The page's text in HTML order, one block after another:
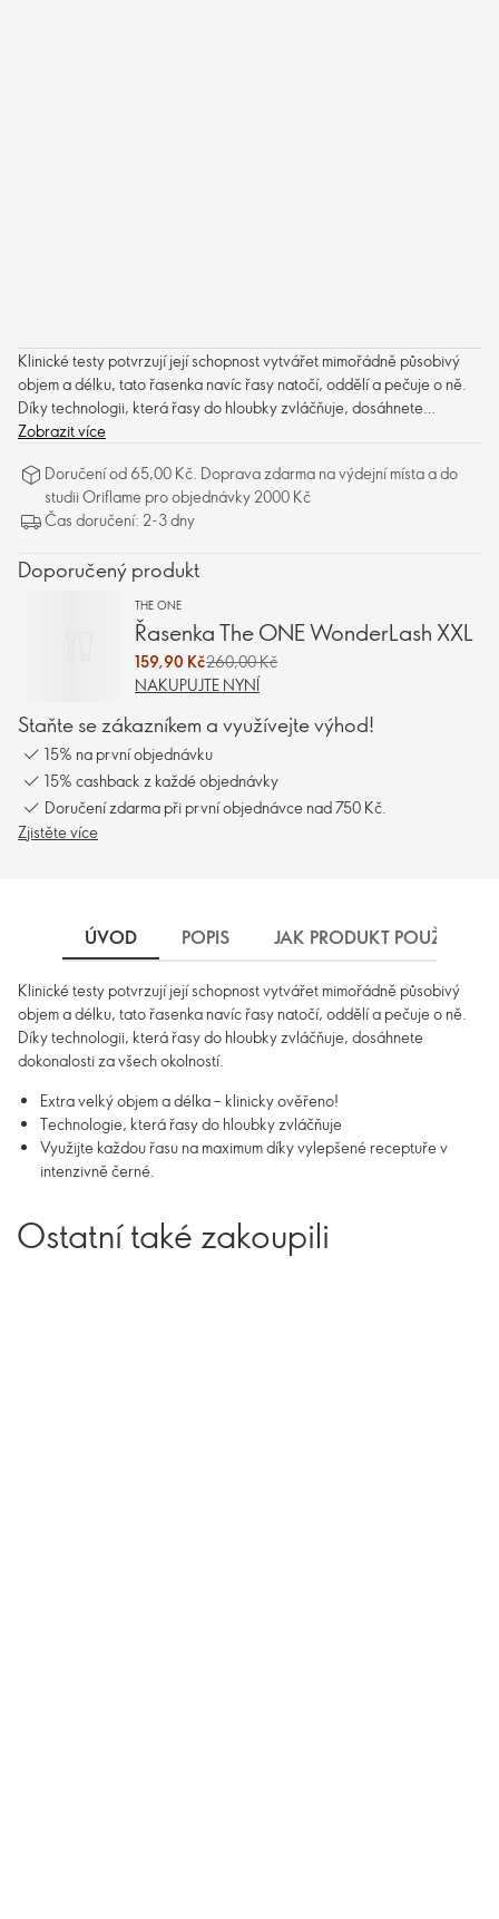
Klinické testy potvrzují její schopnost vytvářet mimořádně působivý
objem a délku, tato řasenka navíc řasy natočí, oddělí a pečuje o ně.
Díky technologii, která řasy do hloubky zvláčňuje, dosáhnete
dokonalosti za všech okolností.
Zobrazit více
Doručení od 65,00 Kč. Doprava zdarma na výdejní místa a do
studii Oriflame pro objednávky 2000 Kč
Čas doručení: 2-3 dny
Doporučený produkt
THE ONE
Řasenka The ONE WonderLash XXL
159,90 Kč260,00 Kč
NAKUPUJTE NYNÍ
Staňte se zákazníkem a využívejte výhod!
15% na první objednávku
15% cashback z každé objednávky
Doručení zdarma při první objednávce nad 750 Kč.
Zjistěte více
ÚVOD POPIS JAK PRODUKT POUŽÍVAT
Klinické testy potvrzují její schopnost vytvářet mimořádně působivý
objem a délku, tato řasenka navíc řasy natočí, oddělí a pečuje o ně.
Díky technologii, která řasy do hloubky zvláčňuje, dosáhnete
dokonalosti za všech okolností.
Extra velký objem a délka – klinicky ověřeno!
Technologie, která řasy do hloubky zvláčňuje
Využijte každou řasu na maximum díky vylepšené receptuře v
intenzivně černé.
Ostatní také zakoupili